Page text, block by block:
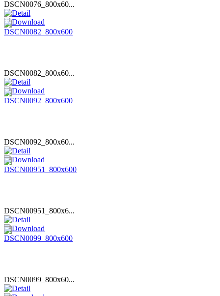
DSCN0076_800x60...
DSCN0082_800x60...
DSCN0092_800x60...
DSCN00951_800x6...
DSCN0099_800x60...